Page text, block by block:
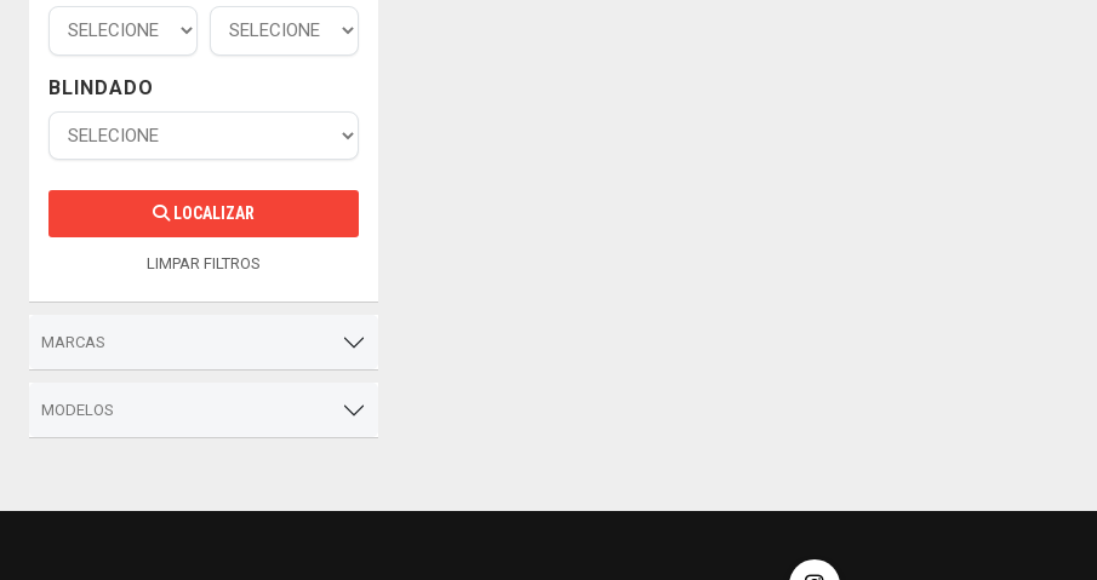
BLINDADO
LOCALIZAR
LIMPAR FILTROS
MARCAS
MODELOS